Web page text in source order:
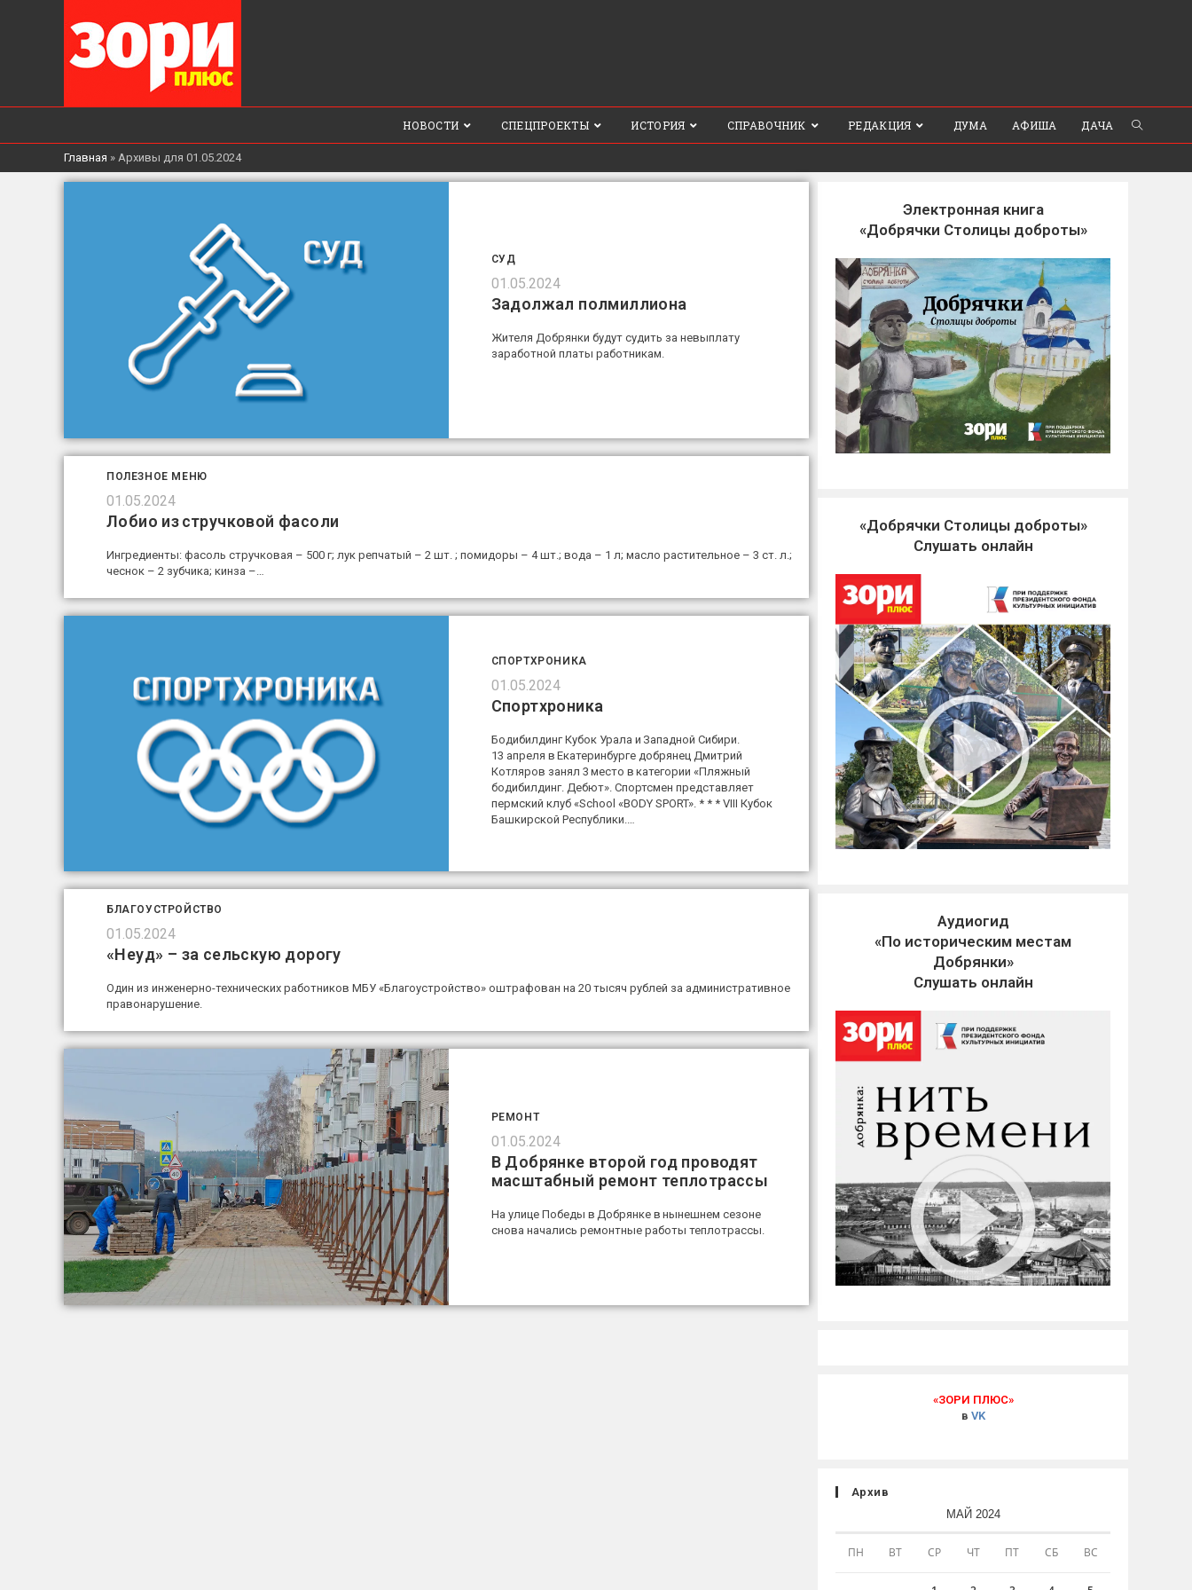
НОВОСТИ СПЕЦПРОЕКТЫ ИСТОРИЯ СПРАВОЧНИК РЕДАКЦИЯ ДУМА АФИША ДАЧА
Главная » Архивы для 01.05.2024
СУД
01.05.2024
Задолжал полмиллиона
Жителя Добрянки будут судить за невыплату
заработной платы работникам.
ПОЛЕЗНОЕ МЕНЮ
01.05.2024
Лобио из стручковой фасоли
Ингредиенты: фасоль стручковая – 500 г; лук репчатый – 2 шт. ; помидоры – 4 шт.; вода – 1 л; масло растительное – 3 ст. л.;
чеснок – 2 зубчика; кинза –…
СПОРТХРОНИКА
01.05.2024
Спортхроника
Бодибилдинг Кубок Урала и Западной Сибири.
13 апреля в Екатеринбурге добрянец Дмитрий
Котляров занял 3 место в категории «Пляжный
бодибилдинг. Дебют». Спортсмен представляет
пермский клуб «School «BODY SPORT». * * * VIII Кубок
Башкирской Республики.…
БЛАГОУСТРОЙСТВО
01.05.2024
«Неуд» – за сельскую дорогу
Один из инженерно-технических работников МБУ «Благоустройство» оштрафован на 20 тысяч рублей за административное
правонарушение.
РЕМОНТ
01.05.2024
В Добрянке второй год проводят
масштабный ремонт теплотрассы
На улице Победы в Добрянке в нынешнем сезоне
снова начались ремонтные работы теплотрассы.
Электронная книга
«Добрячки Столицы доброты»
«Добрячки Столицы доброты»
Слушать онлайн
Аудиогид
«По историческим местам
Добрянки»
Слушать онлайн
«ЗОРИ ПЛЮС»
в VK
Архив
МАЙ 2024
ПН ВТ СР ЧТ ПТ СБ ВС